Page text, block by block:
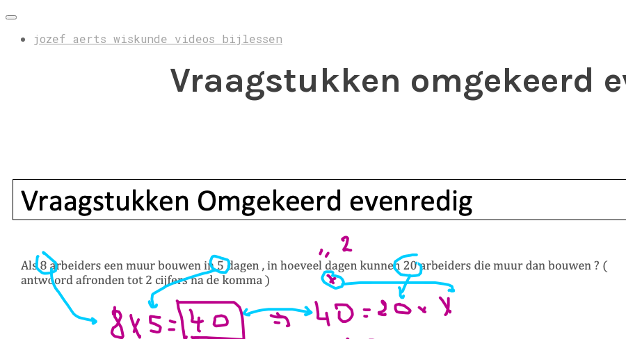
jozef aerts wiskunde videos bijlessen
Vraagstukken omgekeerd